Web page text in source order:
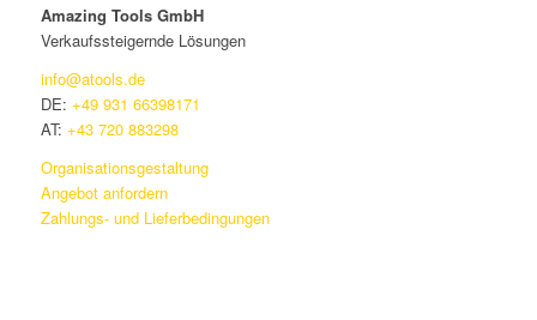
Amazing Tools GmbH
Verkaufssteigernde Lösungen
info@atools.de
DE: +49 931 66398171
AT: +43 720 883298
Organisationsgestaltung
Angebot anfordern
Zahlungs- und Lieferbedingungen